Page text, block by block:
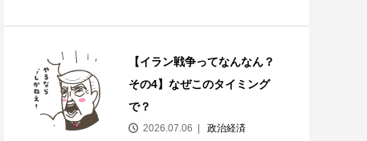
【イラン戦争ってなんなん？
その4】なぜこのタイミング
で？
2026.07.06 政治経済